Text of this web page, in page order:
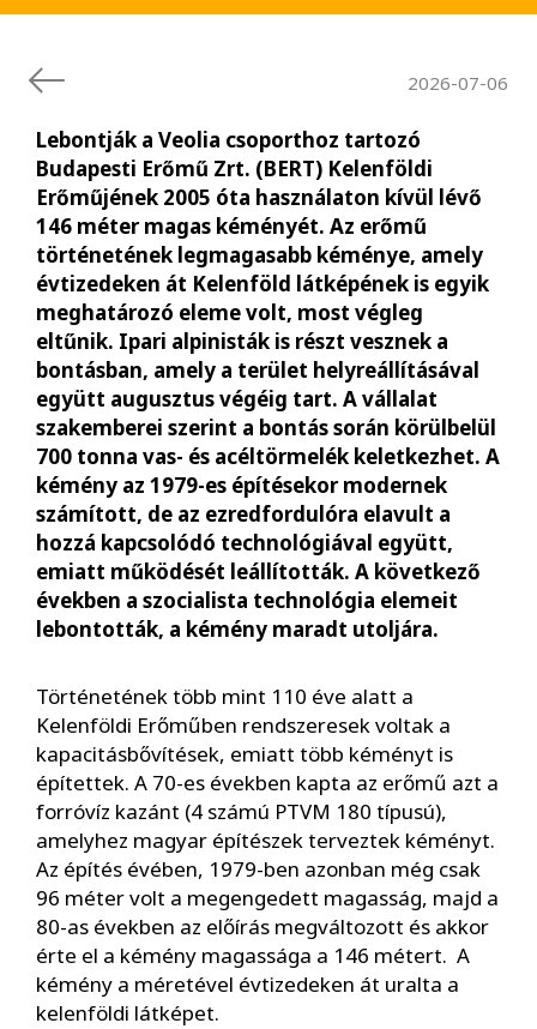
2026-07-06
Lebontják a Veolia csoporthoz tartozó
Budapesti Erőmű Zrt. (BERT) Kelenföldi
Erőműjének 2005 óta használaton kívül lévő
146 méter magas kéményét. Az erőmű
történetének legmagasabb kéménye, amely
évtizedeken át Kelenföld látképének is egyik
meghatározó eleme volt, most végleg
eltűnik. Ipari alpinisták is részt vesznek a
bontásban, amely a terület helyreállításával
együtt augusztus végéig tart. A vállalat
szakemberei szerint a bontás során körülbelül
700 tonna vas- és acéltörmelék keletkezhet. A
kémény az 1979-es építésekor modernek
számított, de az ezredfordulóra elavult a
hozzá kapcsolódó technológiával együtt,
emiatt működését leállították. A következő
években a szocialista technológia elemeit
lebontották, a kémény maradt utoljára.
Történetének több mint 110 éve alatt a
Kelenföldi Erőműben rendszeresek voltak a
kapacitásbővítések, emiatt több kéményt is
építettek. A 70-es években kapta az erőmű azt a
forróvíz kazánt (4 számú PTVM 180 típusú),
amelyhez magyar építészek terveztek kéményt.
Az építés évében, 1979-ben azonban még csak
96 méter volt a megengedett magasság, majd a
80-as években az előírás megváltozott és akkor
érte el a kémény magassága a 146 métert. A
kémény a méretével évtizedeken át uralta a
kelenföldi látképet.